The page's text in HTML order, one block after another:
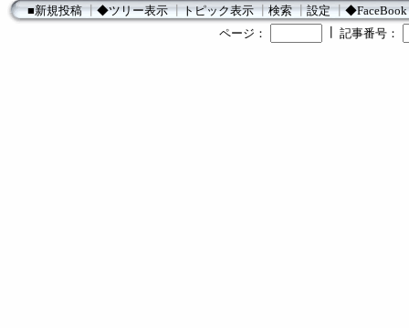
■新規投稿┃◆ツリー表示┃トピック表示┃検索┃設定┃◆FaceBook
ページ：
記事番号：